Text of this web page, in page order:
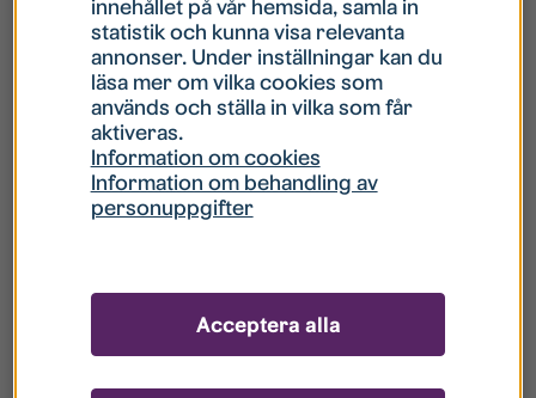
Hur gör jag om mitt konto är låst?
Hur gör jag när jag glömt mitt lösenord?
Vad innebär Gästkonto/Gästanvändare?
innehållet på vår hemsida, samla in
statistik och kunna visa relevanta
annonser. Under inställningar kan du
läsa mer om vilka cookies som
används och ställa in vilka som får
aktiveras.
Information om cookies
Information om behandling av
personuppgifter
Acceptera alla